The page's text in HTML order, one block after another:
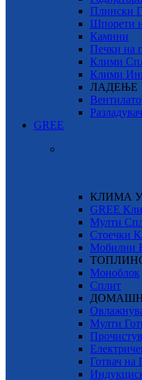
Плински
Шпорети
Камини
Печки на
Клими
Клими
ЛАДЕЊЕ
GREE
КЛИМА
GREE
Мулти
Стоечки
Мобилни
Моноблок
Сплит
Мулти
Готвач на